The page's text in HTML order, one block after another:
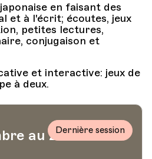
en faisant des
et à l'écrit; écoutes, jeux
petites lectures,
conjugaison et
et interactive: jeux de
à deux.
au 2Dernière session